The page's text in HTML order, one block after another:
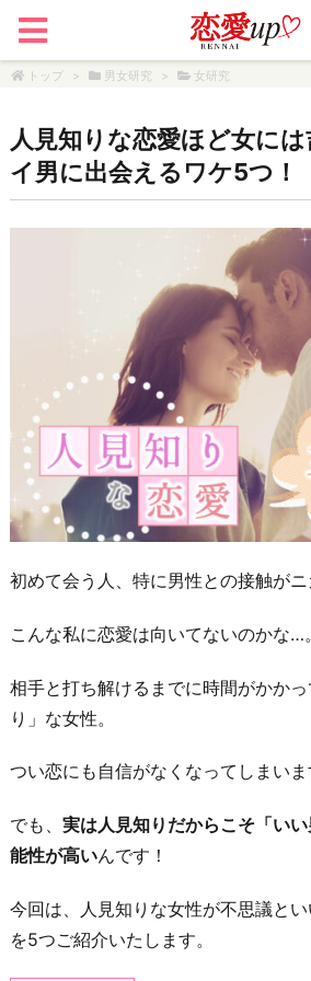
トップ > 男女研究 > 女研究
人見知りな恋愛ほど女に
イ男に出会えるワケ5つ！
初めて会う人、特に男性との接触がニ
こんな私に恋愛は向いてないのかな…。
相手と打ち解けるまでに時間がかか
り」な女性。
つい恋にも自信がなくなってしまいま
でも、 実は人見知りだからこそ「い
能性が高いんです！
今回は、人見知りな女性が不思議と
を5つご紹介いたします。